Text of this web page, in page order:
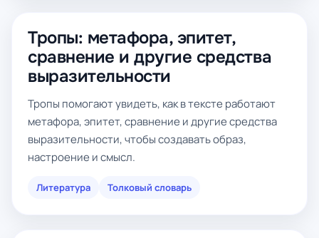
Тропы: метафора, эпитет,
сравнение и другие средства
выразительности
Тропы помогают увидеть, как в тексте работают
метафора, эпитет, сравнение и другие средства
выразительности, чтобы создавать образ,
настроение и смысл.
Литература Толковый словарь